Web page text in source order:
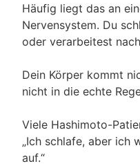
Häufig liegt das an
Nervensystem. Du
oder verarbeitest
Dein Körper kommt
nicht in die echte
Viele Hashimoto-
„Ich schlafe, aber ich
auf.“